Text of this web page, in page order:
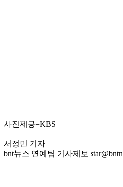
사진제공=KBS
서정민 기자
bnt뉴스 연예팀 기사제보